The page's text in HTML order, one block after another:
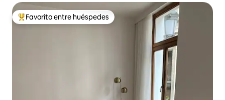
De los mejores en Favorito entre huéspedes
Favorito entre huéspedes